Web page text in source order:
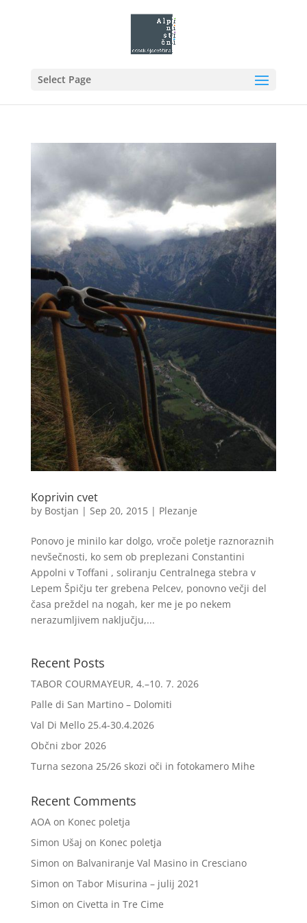
Select Page
Koprivin cvet
by Bostjan | Sep 20, 2015| Plezanje
Ponovo je minilo kar dolgo, vroče poletje raznoraznih
nevšečnosti, ko sem ob preplezani Constantini
Appolni v Toffani , soliranju Centralnega stebra v
Lepem Špičju ter grebena Pelcev, ponovno večji del
časa preždel na nogah, ker me je po nekem
nerazumljivem naključju,...
Recent Posts
TABOR COURMAYEUR, 4.–10. 7. 2026
Palle di San Martino – Dolomiti
Val Di Mello 25.4-30.4.2026
Občni zbor 2026
Turna sezona 25/26 skozi oči in fotokamero Mihe
Recent Comments
AOAon Konec poletja
Simon Ušaj on Konec poletja
Simon on Balvaniranje Val Masino in Cresciano
Simon on Tabor Misurina – julij 2021
Simon on Civetta in Tre Cime